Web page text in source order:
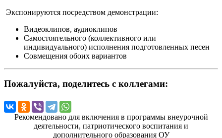
Экспонируются посредством демонстрации:
Видеоклипов, аудиоклипов
Самостоятельного (коллективного или
индивидуального) исполнения подготовленных песен
Совмещения обоих вариантов
Пожалуйста, поделитесь с коллегами:
Рекомендовано для включения в программы внеурочной
деятельности, патриотического воспитания и
дополнительного образования ОУ